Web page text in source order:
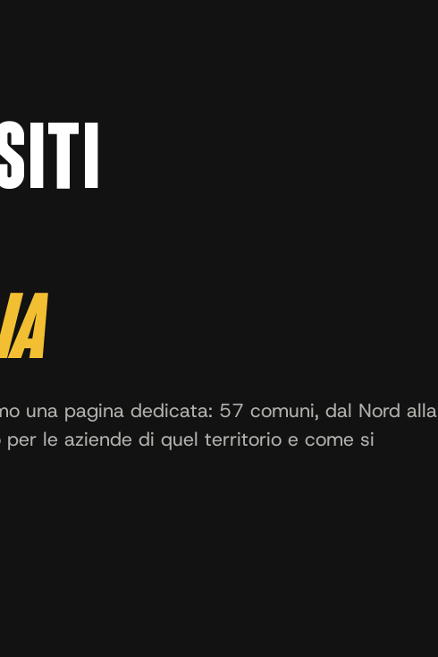
una pagina dedicata: 57 comuni, dal Nord alla
le aziende di quel territorio e come si